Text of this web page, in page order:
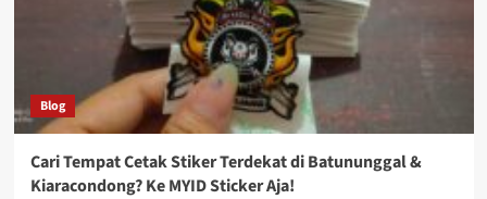
Blog
Cari Tempat Cetak Stiker Terdekat di Batununggal &
Kiaracondong? Ke MYID Sticker Aja!